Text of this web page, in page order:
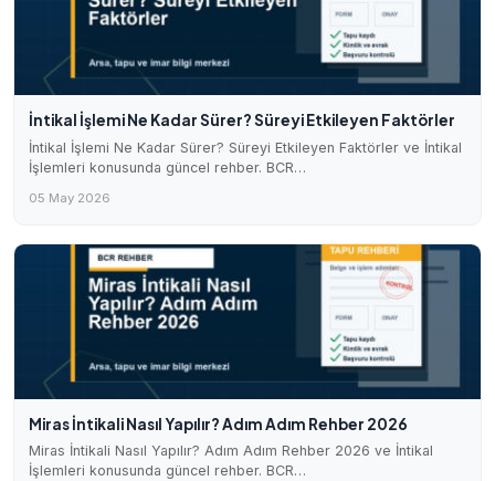
İntikal İşlemi Ne Kadar Sürer? Süreyi Etkileyen Faktörler
İntikal İşlemi Ne Kadar Sürer? Süreyi Etkileyen Faktörler ve İntikal
İşlemleri konusunda güncel rehber. BCR…
05 May 2026
Miras İntikali Nasıl Yapılır? Adım Adım Rehber 2026
Miras İntikali Nasıl Yapılır? Adım Adım Rehber 2026 ve İntikal
İşlemleri konusunda güncel rehber. BCR…